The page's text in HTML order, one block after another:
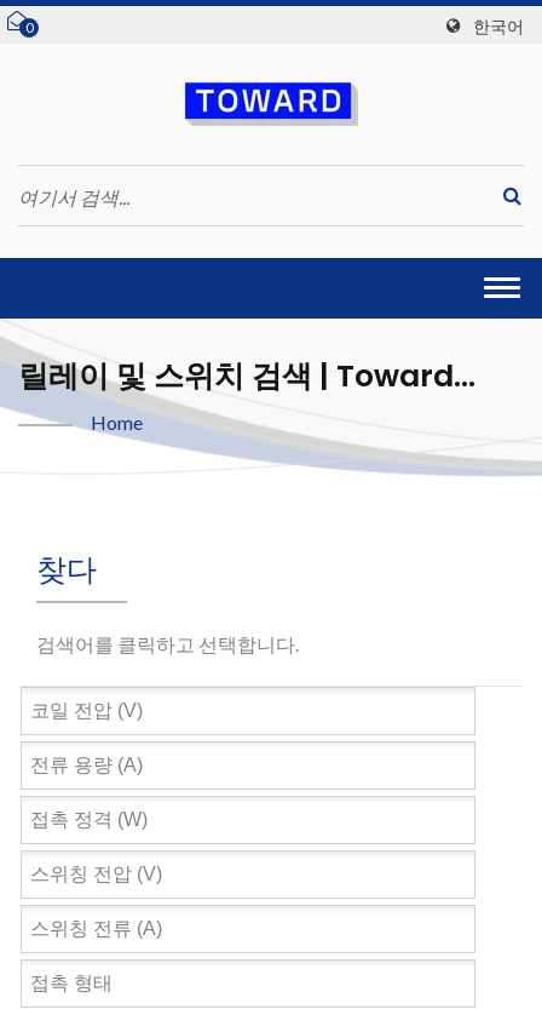
0 한국어
릴레이 및 스위치 검색 | Toward
Technologies, Inc.
Home
찾다
검색어를 클릭하고 선택합니다.